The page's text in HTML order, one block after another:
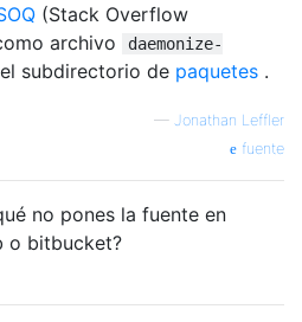
(Stack Overflow
archivo
daemonize-
subdirectorio de paquetes .
— Jonathan Leffler
fuente
no pones la fuente en
o bitbucket?